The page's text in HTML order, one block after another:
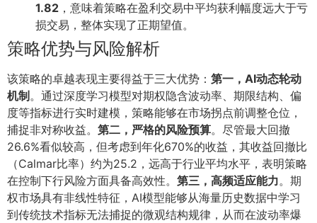
1.82 ，意味着策略在盈利交易中平均获利幅度远大于亏
损交易，整体实现了正期望值。
策略优势与风险解析
该策略的卓越表现主要得益于三大优势： 第一，AI动态轮动
机制 。通过深度学习模型对期权隐含波动率、期限结构、偏
度等指标进行实时建模，策略能够在市场拐点前调整仓位，
捕捉非对称收益。 第二，严格的风险预算。尽管最大回撤
26.6%看似较高，但考虑到年化670%的收益，其收益回撤比
（Calmar比率）约为25.2，远高于行业平均水平，表明策略
在控制下行风险方面具备高效性。 第三，高频适应能力。期
权市场具有非线性特征，AI模型能够从海量历史数据中学习
到传统技术指标无法捕捉的微观结构规律，从而在波动率爆